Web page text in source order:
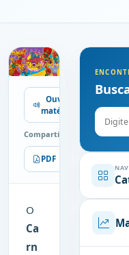
Ouvir
matéria
Compartilhe
PDF Imprimir
O
Ca
rn